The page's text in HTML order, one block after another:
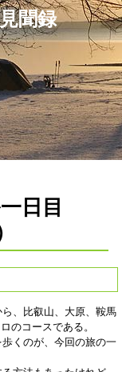
聞録
日目
、比叡山、大原、鞍馬
のコースである。
くのが、今回の旅の一